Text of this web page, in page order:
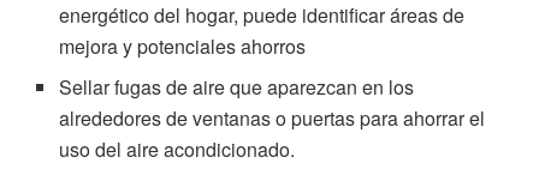
energético del hogar, puede identificar áreas de
mejora y potenciales ahorros
Sellar fugas de aire que aparezcan en los
alrededores de ventanas o puertas para ahorrar el
uso del aire acondicionado.